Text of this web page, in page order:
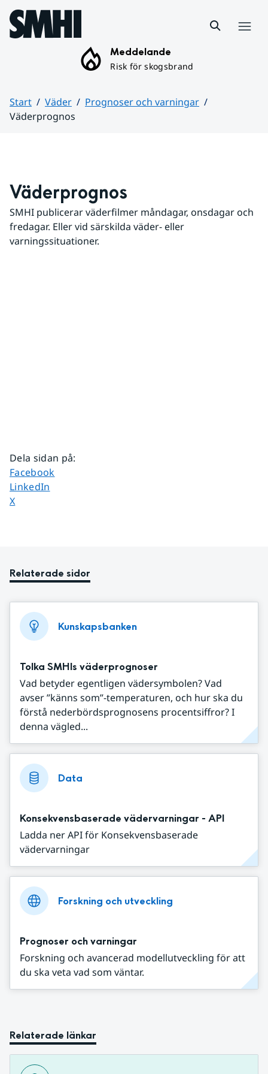
Hoppa till sidans innehåll
Meddelande
Risk för skogsbrand
Start Väder
Prognoser och varningar
Väderprognos
Väderprognos
SMHI publicerar väderfilmer måndagar, onsdagar och
fredagar. Eller vid särskilda väder- eller
varningssituationer.
Dela sidan på:
Dela sidan på
Facebook
Dela sidan på
LinkedIn
Dela sidan på
X
Relaterade sidor
Kunskapsbanken
Tolka SMHIs väderprognoser
Vad betyder egentligen vädersymbolen? Vad
avser ”känns som”-temperaturen, och hur ska du
förstå nederbördsprognosens procentsiffror? I
denna vägled...
Data
Konsekvensbaserade vädervarningar - API
Ladda ner API för Konsekvensbaserade
vädervarningar
Forskning och utveckling
Prognoser och varningar
Forskning och avancerad modellutveckling för att
du ska veta vad som väntar.
Relaterade länkar